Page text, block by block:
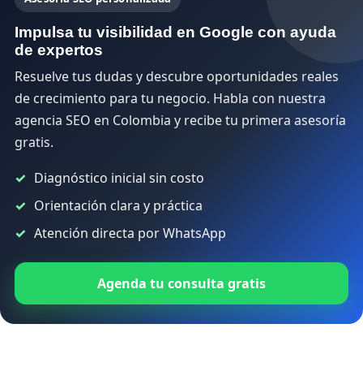
Impulsa tu visibilidad en Google con ayuda
de expertos
Resuelve tus dudas y descubre oportunidades reales
de crecimiento para tu negocio. Habla con nuestra
agencia SEO en Colombia y recibe tu primera asesoría
gratis.
Diagnóstico inicial sin costo
Orientación clara y práctica
Atención directa por WhatsApp
Agenda tu consulta gratis